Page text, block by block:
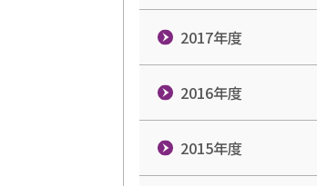
2017年度
2016年度
2015年度